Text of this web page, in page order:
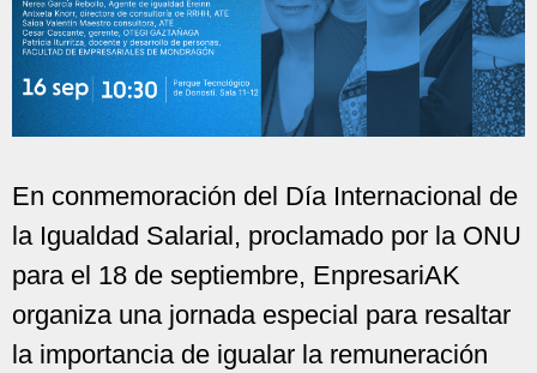
En conmemoración del Día Internacional de
la Igualdad Salarial, proclamado por la ONU
para el 18 de septiembre, EnpresariAK
organiza una jornada especial para resaltar
la importancia de igualar la remuneración